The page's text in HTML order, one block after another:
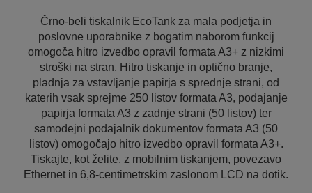
Črno-beli tiskalnik EcoTank za mala podjetja in
poslovne uporabnike z bogatim naborom funkcij
omogoča hitro izvedbo opravil formata A3+ z nizkimi
stroški na stran. Hitro tiskanje in optično branje,
pladnja za vstavljanje papirja s sprednje strani, od
katerih vsak sprejme 250 listov formata A3, podajanje
papirja formata A3 z zadnje strani (50 listov) ter
samodejni podajalnik dokumentov formata A3 (50
listov) omogočajo hitro izvedbo opravil formata A3+.
Tiskajte, kot želite, z mobilnim tiskanjem, povezavo
Ethernet in 6,8-centimetrskim zaslonom LCD na dotik.